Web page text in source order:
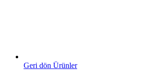
Geri dön Ürünler